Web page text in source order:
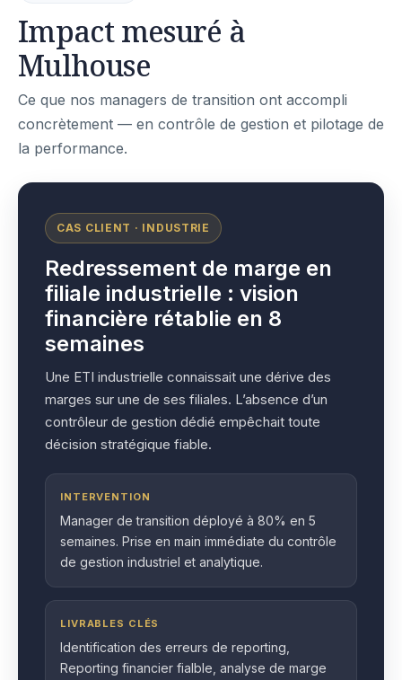
Impact mesuré à
Mulhouse
Ce que nos managers de transition ont accompli
concrètement — en contrôle de gestion et pilotage de
la performance.
CAS CLIENT · INDUSTRIE
Redressement de marge en
filiale industrielle : vision
financière rétablie en 8
semaines
Une ETI industrielle connaissait une dérive des
marges sur une de ses filiales. L’absence d’un
contrôleur de gestion dédié empêchait toute
décision stratégique fiable.
INTERVENTION
Manager de transition déployé à 80% en 5
semaines. Prise en main immédiate du contrôle
de gestion industriel et analytique.
LIVRABLES CLÉS
Identification des erreurs de reporting,
Reporting financier fialble, analyse de marge